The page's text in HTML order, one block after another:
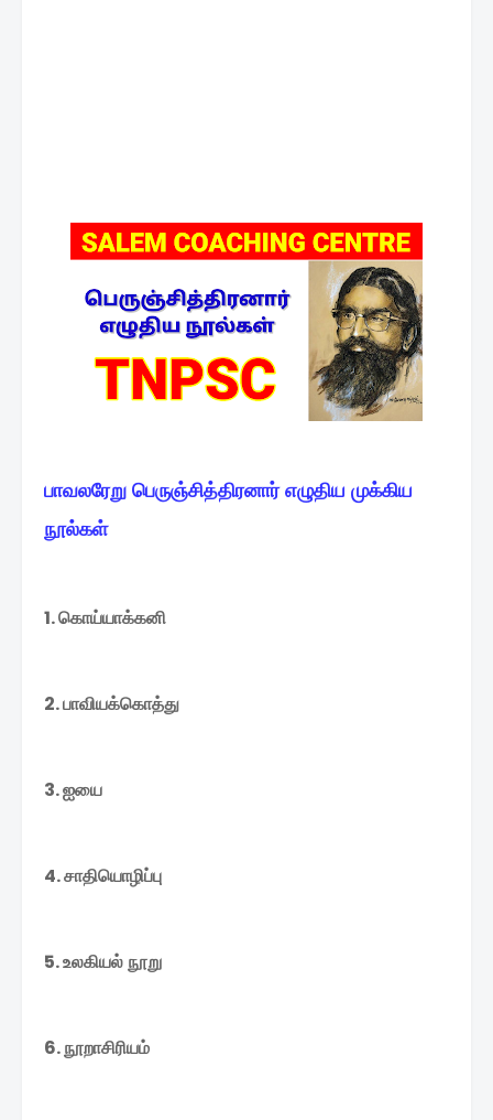
பாவலரேறு பெருஞ்சித்திரனார் எழுதிய முக்கிய
நூல்கள்
1. கொய்யாக்கனி
2. பாவியக்கொத்து
3. ஐயை
4. சாதியொழிப்பு
5. உலகியல்நூறு
6. நூறாசிரியம்